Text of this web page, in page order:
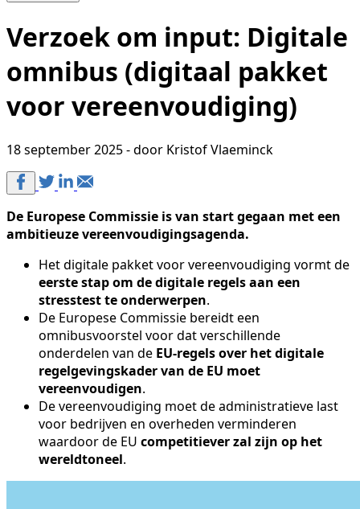
Verzoek om input: Digitale
omnibus (digitaal pakket
voor vereenvoudiging)
18 september 2025 - door Kristof Vlaeminck
De Europese Commissie is van start gegaan met een
ambitieuze vereenvoudigingsagenda.
Het digitale pakket voor vereenvoudiging vormt de
eerste stap om de digitale regels aan een
stresstest te onderwerpen.
De Europese Commissie bereidt een
omnibusvoorstel voor dat verschillende
onderdelen van de EU-regels over het digitale
regelgevingskader van de EU moet
vereenvoudigen.
De vereenvoudiging moet de administratieve last
voor bedrijven en overheden verminderen
waardoor de EU competitiever zal zijn op het
wereldtoneel.